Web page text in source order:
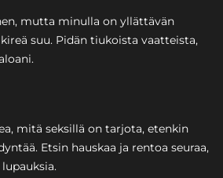
mutta minulla on yllättävän
suu. Pidän tiukoista vaatteista,
mitä seksillä on tarjota, etenkin
Etsin hauskaa ja rentoa seuraa,